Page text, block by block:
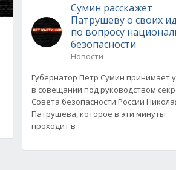
Сумин расскажет
Патрушеву о своих
по вопросу
безопасности
Новости
Губернатор Петр Сумин принимает
в совещании под руководством
Совета безопасности России
Патрушева, которое в эти минуты
проходит в